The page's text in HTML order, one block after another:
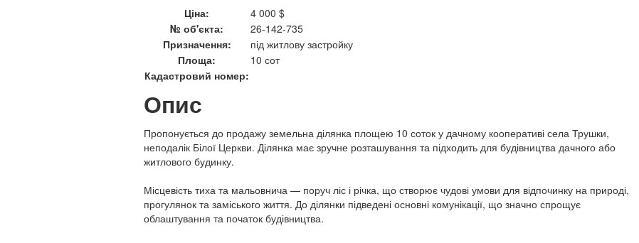
Ціна:
4 000 $
№ об'єкта:
26-142-735
Призначення:
під житлову застройку
Площа:
10 сот
Кадастровий номер:
Опис
Пропонується до продажу земельна ділянка площею 10 соток у дачному кооперативі села Трушки,
неподалік Білої Церкви. Ділянка має зручне розташування та підходить для будівництва дачного або
житлового будинку.
Місцевість тиха та мальовнича — поруч ліс і річка, що створює чудові умови для відпочинку на природі,
прогулянок та заміського життя. До ділянки підведені основні комунікації, що значно спрощує
облаштування та початок будівництва.